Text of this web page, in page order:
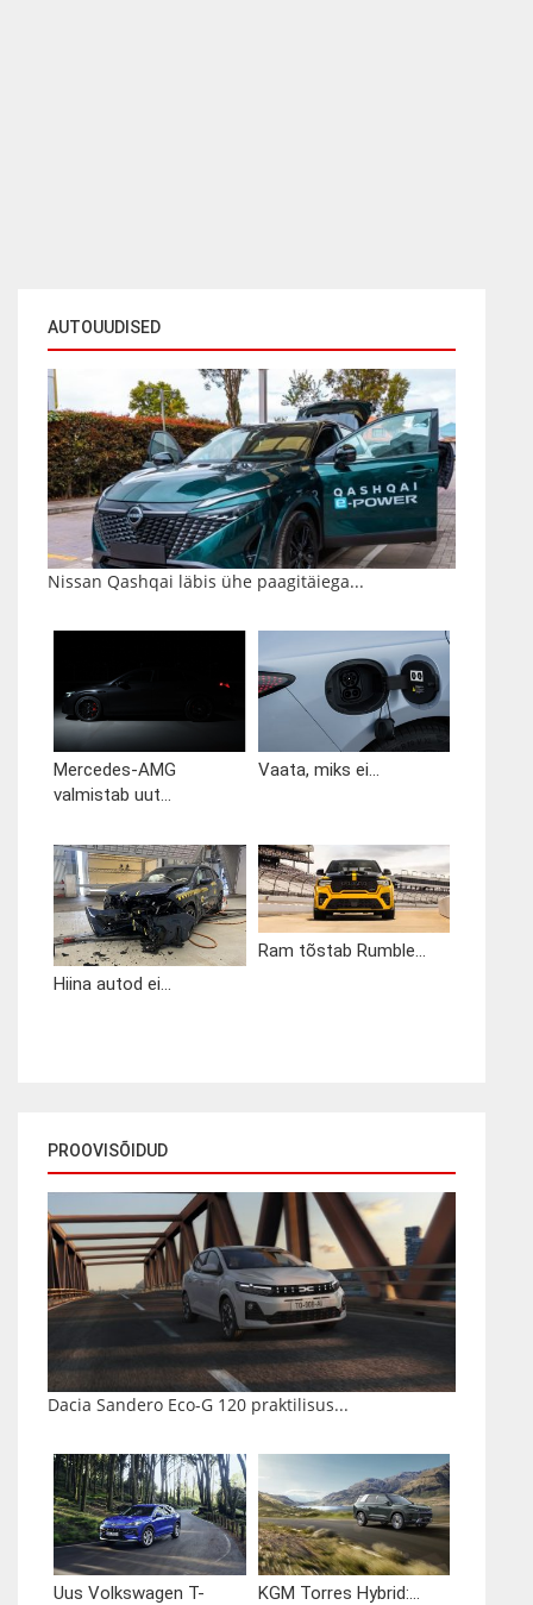
AUTOUUDISED
Nissan Qashqai läbis ühe paagitäiega...
Mercedes-AMG
valmistab uut...
Vaata, miks ei...
Hiina autod ei...
Ram tõstab Rumble...
PROOVISÕIDUD
Dacia Sandero Eco-G 120 praktilisus...
Uus Volkswagen T-
KGM Torres Hybrid:...